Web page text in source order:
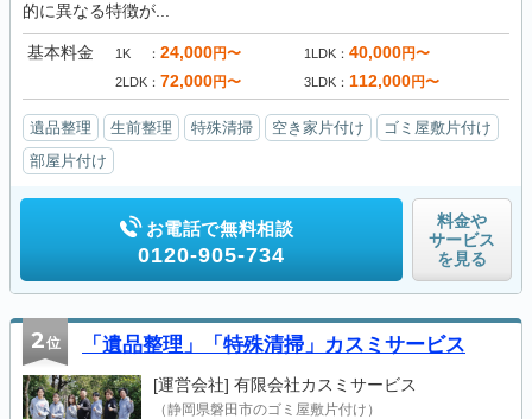
的に異なる特徴が...
基本料金 1K 24,000円〜 1LDK 40,000円〜
2LDK 72,000円〜 3LDK 112,000円〜
遺品整理 生前整理 特殊清掃 空き家片付け
ゴミ屋敷片付け
部屋片付け
お電話で無料相談
0120-905-734
料金や
サービス
を見る
2位 「遺品整理」「特殊清掃」カスミサービス
[運営会社] 有限会社カスミサービス
（静岡県磐田市のゴミ屋敷片付け）